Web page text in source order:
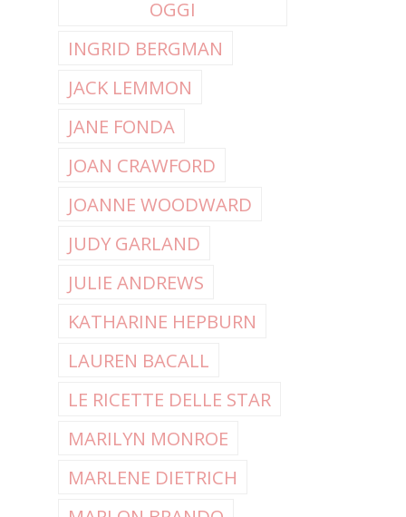
OGGI
INGRID BERGMAN
JACK LEMMON
JANE FONDA
JOAN CRAWFORD
JOANNE WOODWARD
JUDY GARLAND
JULIE ANDREWS
KATHARINE HEPBURN
LAUREN BACALL
LE RICETTE DELLE STAR
MARILYN MONROE
MARLENE DIETRICH